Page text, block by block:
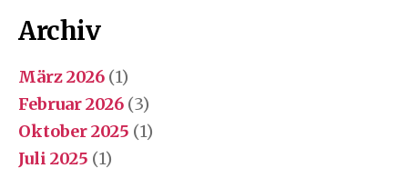
Archiv
März 2026 (1)
Februar 2026 (3)
Oktober 2025 (1)
Juli 2025 (1)